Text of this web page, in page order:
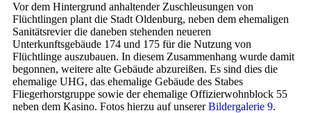
Vor dem Hintergrund anhaltender Zuschleusungen von
Flüchtlingen plant die Stadt Oldenburg, neben dem ehemaligen
Sanitätsrevier die daneben stehenden neueren
Unterkunftsgebäude 174 und 175 für die Nutzung von
Flüchtlinge auszubauen. In diesem Zusammenhang wurde damit
begonnen, weitere alte Gebäude abzureißen. Es sind dies die
ehemalige UHG, das ehemalige Gebäude des Stabes
Fliegerhorstgruppe sowie der ehemalige Offizierwohnblock 55
neben dem Kasino. Fotos hierzu auf unsererBildergalerie 9.